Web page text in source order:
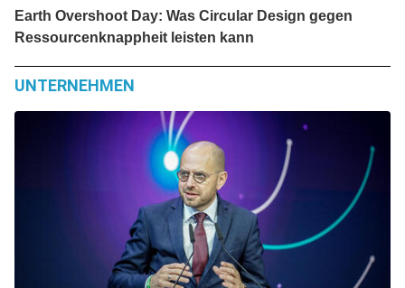
Earth Overshoot Day: Was Circular Design gegen
Ressourcenknappheit leisten kann
UNTERNEHMEN